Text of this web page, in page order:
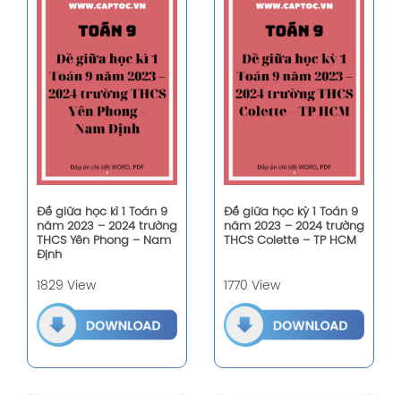
Đề giữa học kì 1 Toán 9
năm 2023 – 2024 trường
THCS Yên Phong – Nam
Định
1829 View
Đề giữa học kỳ 1 Toán 9
năm 2023 – 2024 trường
THCS Colette – TP HCM
1770 View